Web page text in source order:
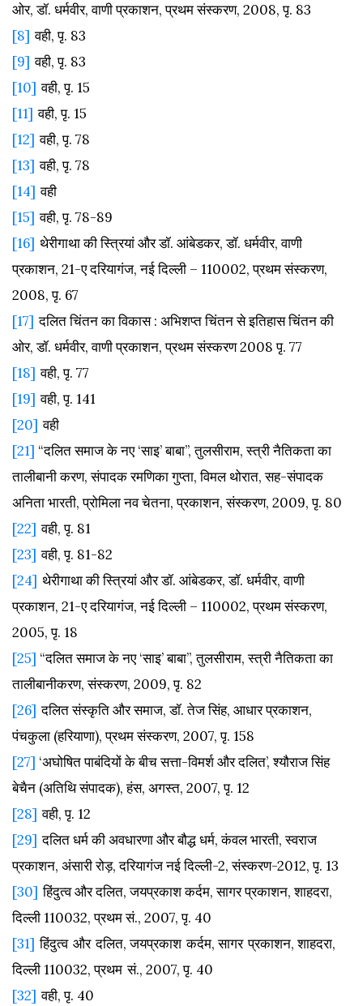
ओर,डॉ. धर्मवीर,वाणीप्रकाशन,प्रथमसंस्करण, 2008,पृ. 83
[8] वही,पृ. 83
[9] वही,पृ. 83
[10] वही,पृ. 15
[11] वही,पृ. 15
[12] वही,पृ. 78
[13] वही,पृ. 78
[14] वही
[15] वही,पृ. 78-89
[16] थेरीगाथाकीस्त्रियांऔरडॉ. आंबेडकर,डॉ. धर्मवीर,वाणी
प्रकाशन, 21-एदरियागंज,नईदिल्ली – 110002,प्रथमसंस्करण,
2008,पृ. 67
[17] दलितचिंतनकाविकास : अभिशप्तचिंतनसेइतिहासचिंतनकी
ओर,डॉ. धर्मवीर,वाणीप्रकाशन,प्रथमसंस्करण 2008पृ. 77
[18] वही,पृ. 77
[19] वही,पृ. 141
[20] वही
[21] “दलितसमाजकेनए ‘साइ’बाबा”,तुलसीराम,स्त्रीनैतिकताका
तालीबानीकरण,संपादकरमणिकागुप्ता,विमलथोरात,सह-संपादक
अनिताभारती,प्रोमिलानवचेतना,प्रकाशन,संस्करण, 2009,पृ. 80
[22] वही,पृ. 81
[23] वही,पृ. 81-82
[24] थेरीगाथाकीस्त्रियांऔरडॉ. आंबेडकर,डॉ. धर्मवीर,वाणी
प्रकाशन, 21-एदरियागंज,नईदिल्ली – 110002,प्रथमसंस्करण,
2005,पृ. 18
[25] “दलितसमाजकेनए ‘साइ’बाबा”,तुलसीराम,स्त्रीनैतिकताका
तालीबानीकरण,संस्करण, 2009,पृ. 82
[26] दलितसंस्कृतिऔरसमाज,डॉ.तेजसिंह, आधारप्रकाशन,
पंचकुला (हरियाणा),प्रथमसंस्करण, 2007,पृ. 158
[27] ‘अघोषितपाबंदियोंकेबीचसत्ता-विमर्शऔरदलित’,श्यौराजसिंह
बेचैन (अतिथिसंपादक),हंस, अगस्त, 2007,पृ. 12
[28] वही,पृ. 12
[29] दलितधर्मकीअवधारणाऔरबौद्धधर्म,कंवलभारती,स्वराज
प्रकाशन, अंसारीरोड़,दरियागंजनईदिल्ली-2,संस्करण-2012,पृ. 13
[30] हिंदुत्व और दलित, जयप्रकाश कर्दम, सागर प्रकाशन, शाहदरा,
दिल्ली 110032, प्रथम सं., 2007, पृ. 40
[31] हिंदुत्व और दलित,जयप्रकाश कर्दम,सागर प्रकाशन,शाहदरा,
दिल्ली110032,प्रथम सं., 2007,पृ. 40
[32] वही,पृ. 40